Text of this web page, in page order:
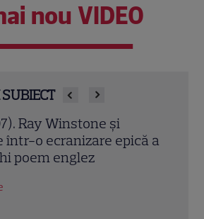
nou VIDEO
din umbră (2014).
Costner, într-o cursă
pentru salvarea